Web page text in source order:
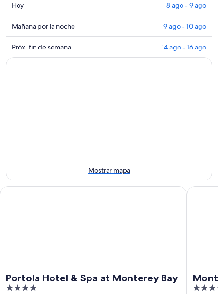
Consultar
los
precios
cerca
de
Museo
Hoy 8 ago - 9 ago
Consultar
precios
cerca
de
ago
-
Mañana por la noche 9 ago - 10 ago
Consultar
precios
de
semana,
Próx. fin de semana 14 ago - 16 ago
Mostrar mapa
Portola Hotel & Spa at Monterey Bay
4
Portola Hotel & Spa at Monterey Bay
4.5